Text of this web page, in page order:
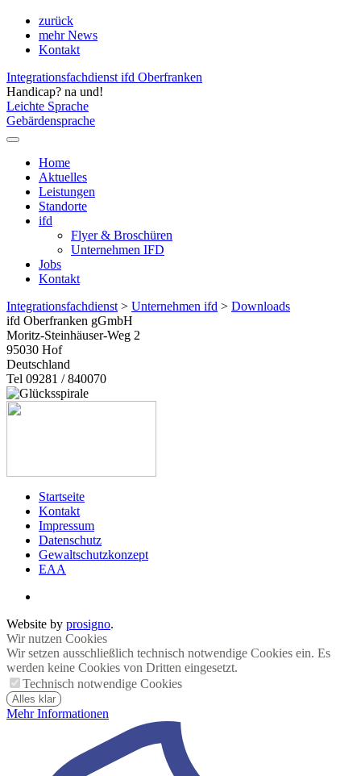
zurück
mehr News
Kontakt
Integrationsfachdienst ifd Oberfranken
Handicap? na und!
Leichte Sprache
Gebärdensprache
Home
Aktuelles
Leistungen
Standorte
ifd
Flyer & Broschüren
Unternehmen IFD
Jobs
Kontakt
Integrationsfachdienst > Unternehmen ifd > Downloads
ifd Oberfranken gGmbH
Moritz-Steinhäuser-Weg 2
95030 Hof
Deutschland
Tel 09281 / 840070
Startseite
Kontakt
Impressum
Datenschutz
Gewaltschutzkonzept
EAA
Website by prosigno.
Wir nutzen Cookies
Wir setzen ausschließlich technisch notwendige Cookies ein. Es
werden keine Cookies von Dritten eingesetzt.
Technisch notwendige Cookies
Alles klar
Mehr Informationen